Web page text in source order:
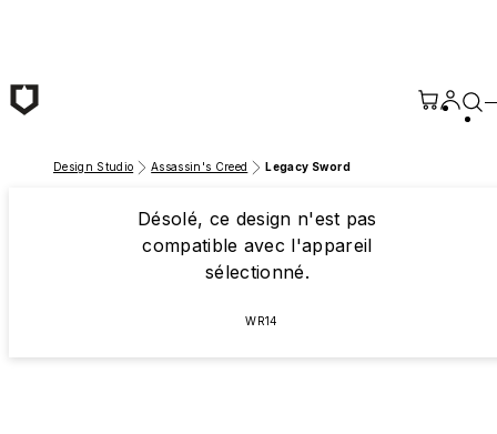
Design Studio Assassin's Creed Legacy Sword
Désolé, ce design n'est pas
compatible avec l'appareil
sélectionné.
WR14